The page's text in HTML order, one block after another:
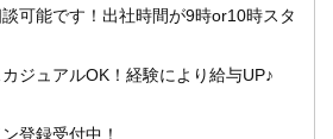
可能です！出社時間が9時or10時スタ
ジュアルOK！経験により給与UP♪
登録受付中！